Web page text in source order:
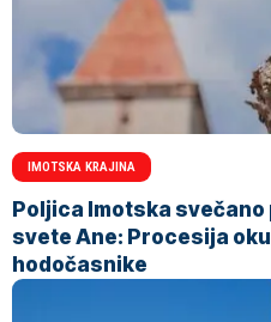
IMOTSKA KRAJINA
Poljica Imotska
svete Ane: Procesija
hodočasnike